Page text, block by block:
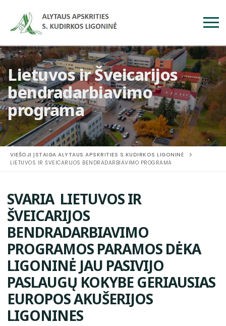
Lietuvos ir Šveicarijos
bendradarbiavimo
programa
VIEŠOJI ĮSTAIGA ALYTAUS APSKRITIES S.KUDIRKOS LIGONINĖ
LIETUVOS IR ŠVEICARIJOS BENDRADARBIAVIMO PROGRAMA
SVARIA LIETUVOS IR
ŠVEICARIJOS
BENDRADARBIAVIMO
PROGRAMOS PARAMOS DĖKA
LIGONINĖ JAU PASIVIJO
PASLAUGŲ KOKYBE GERIAUSIAS
EUROPOS AKUŠERIJOS
LIGONINES